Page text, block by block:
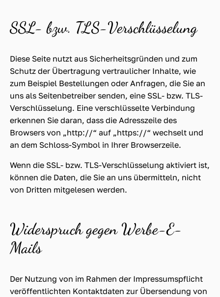
SSL- bzw. TLS-Verschlüsselung
Diese Seite nutzt aus Sicherheitsgründen und zum
Schutz der Übertragung vertraulicher Inhalte, wie
zum Beispiel Bestellungen oder Anfragen, die Sie an
uns als Seitenbetreiber senden, eine SSL- bzw. TLS-
Verschlüsselung. Eine verschlüsselte Verbindung
erkennen Sie daran, dass die Adresszeile des
Browsers von „http://“ auf „https://“ wechselt und
an dem Schloss-Symbol in Ihrer Browserzeile.
Wenn die SSL- bzw. TLS-Verschlüsselung aktiviert ist,
können die Daten, die Sie an uns übermitteln, nicht
von Dritten mitgelesen werden.
Widerspruch gegen Werbe-E-
Mails
Der Nutzung von im Rahmen der Impressumspflicht
veröffentlichten Kontaktdaten zur Übersendung von